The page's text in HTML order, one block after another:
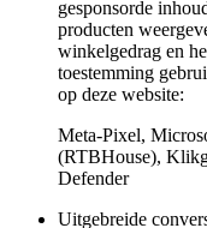
gesponsorde
producten
winkelgedrag en
toestemming
op deze website:
Meta-Pixel,
(RTBHouse),
Defender
Uitgebreide